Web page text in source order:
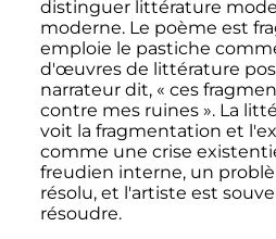
distinguer littérature
moderne. Le poème est
emploie le pastiche
d'œuvres de littérature
narrateur dit, « ces
contre mes ruines ». La
voit la fragmentation et
comme une crise
freudien interne, un
résolu, et l'artiste est
résoudre.